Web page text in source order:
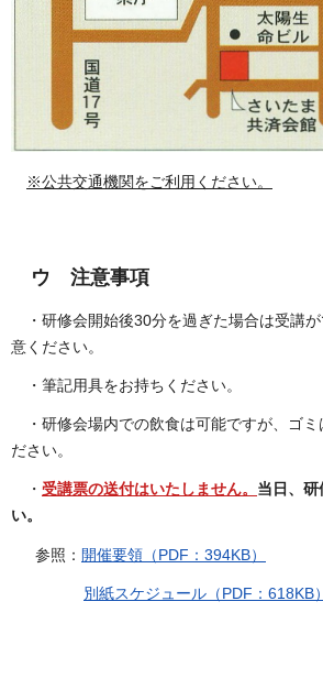
※公共交通機関をご利用ください。
ウ 注意事項
・研修会開始後30分を過ぎた場合は受講
意ください。
・筆記用具をお持ちください。
・研修会場内での飲食は可能ですが、ゴミ
ださい。
・ 受講票の送付はいたしません。 当日、研
い。
参照： 開催要領（PDF：394KB）
別紙スケジュール（PDF：618KB）